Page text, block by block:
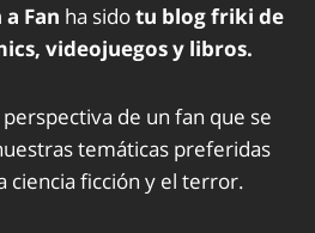
a Fan ha sidotu blog friki de
videojuegos y libros.
de un fan que se
temáticas preferidas
ciencia ficción y el terror.